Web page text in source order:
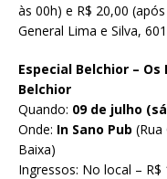
às 00h) e R$ 20,00
General Lima e Silva,
Especial Belchior –
Belchior
Quando: 09 de julho
Onde: In Sano Pub (Rua
Baixa)
Ingressos: No local –